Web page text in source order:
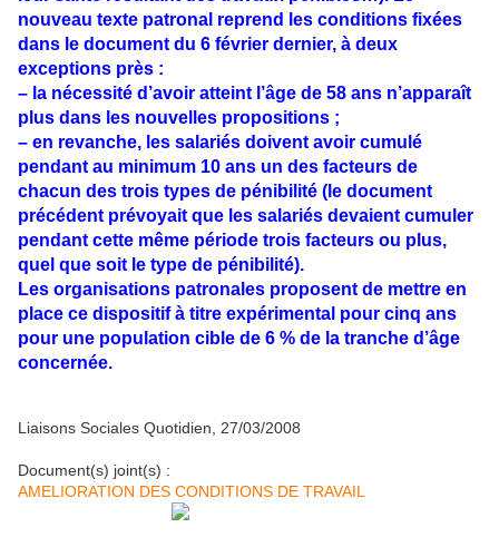
nouveau texte patronal reprend les conditions fixées
dans le document du 6 février dernier, à deux
exceptions près :
– la nécessité d’avoir atteint l’âge de 58 ans n’apparaît
plus dans les nouvelles propositions ;
– en revanche, les salariés doivent avoir cumulé
pendant au minimum 10 ans un des facteurs de
chacun des trois types de pénibilité (le document
précédent prévoyait que les salariés devaient cumuler
pendant cette même période trois facteurs ou plus,
quel que soit le type de pénibilité).
Les organisations patronales proposent de mettre en
place ce dispositif à titre expérimental pour cinq ans
pour une population cible de 6 % de la tranche d’âge
concernée.
Liaisons Sociales Quotidien, 27/03/2008
Document(s) joint(s) :
AMELIORATION DES CONDITIONS DE TRAVAIL